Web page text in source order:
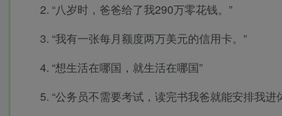
“八岁时，爸爸给了我290万零花钱。”
“我有一张每月额度两万美元的信用卡。”
“想生活在哪国，就生活在哪国”
“公务员不需要考试，读完书我爸就能安排我进